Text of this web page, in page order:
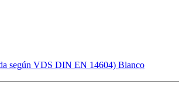
según VDS DIN EN 14604) Blanco